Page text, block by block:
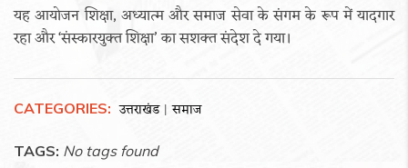
यह आयोजन शिक्षा, अध्यात्म और समाज सेवा के संगम के रूप में यादगार
रहा और ‘संस्कारयुक्त शिक्षा’ का सशक्त संदेश दे गया।
CATEGORIES: उत्तराखंड | समाज
TAGS: No tags found